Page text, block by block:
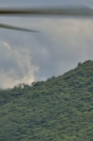
grada.
u konkretne